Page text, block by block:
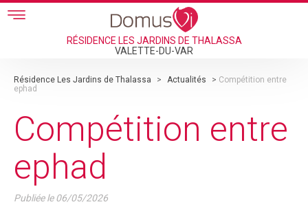
Skip to main content
RÉSIDENCE LES JARDINS DE THALASSA
VALETTE-DU-VAR
Résidence Les Jardins de Thalassa > Actualités > Compétition entre
ephad
Compétition entre
ephad
Publiée le06/05/2026